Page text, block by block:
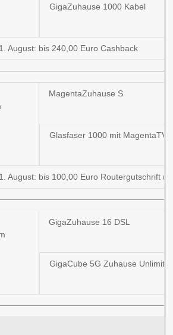
GigaZuhause 1000 Kabel
August: bis 240,00 Euro Cashback
MagentaZuhause S
Glasfaser 1000 mit MagentaTV
August: bis 100,00 Euro Routergutschrift
GigaZuhause 16 DSL
GigaCube 5G Zuhause